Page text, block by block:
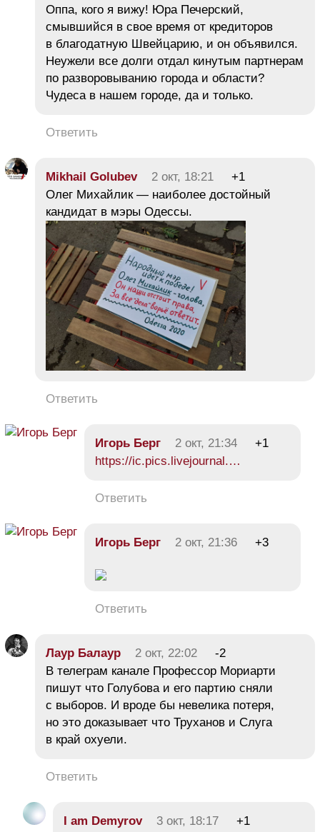
Оппа, кого я вижу! Юра Печерский,
смывшийся в свое время от кредиторов
в благодатную Швейцарию, и он объявился.
Неужели все долги отдал кинутым партнерам
по разворовыванию города и области?
Чудеса в нашем городе, да и только.
Ответить
Mikhail Golubev 2 окт, 18:21
+1
Олег Михайлик — наиболее достойный
кандидат в мэры Одессы.
Ответить
Игорь Берг 2 окт, 21:34
+1
https://ic.pics.livejournal.…
Ответить
Игорь Берг 2 окт, 21:36 +3
Ответить
Лаур Балаур 2 окт, 22:02
-2
В телеграм канале Профессор Мориарти
пишут что Голубова и его партию сняли
с выборов. И вроде бы невелика потеря,
но это доказывает что Труханов и Слуга
в край охуели.
Ответить
I am Demyrov 3 окт, 18:17
+1